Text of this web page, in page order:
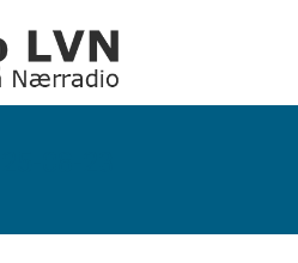
08-23